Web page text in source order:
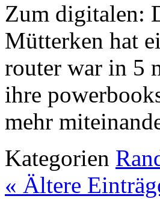
Zum digitalen:
Mütterken hat
router war in 5
ihre
mehr
Kategorien
« Ältere